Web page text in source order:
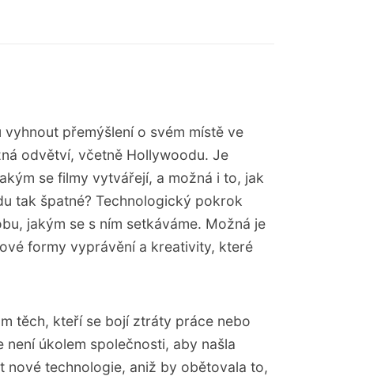
přemýšlení o svém místě ve
odvětví, včetně Hollywoodu. Je
se filmy vytvářejí, a možná i to, jak
tak špatné? Technologický pokrok
jakým se s ním setkáváme. Možná je
formy vyprávění a kreativity, které
těch, kteří se bojí ztráty práce nebo
úkolem společnosti, aby našla
nové technologie, aniž by obětovala to,